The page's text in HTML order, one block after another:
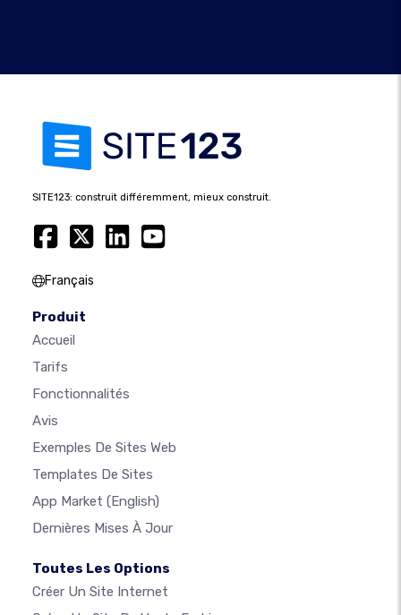
SITE123: construit différemment, mieux construit.
Français
Produit
Accueil
Tarifs
Fonctionnalités
Avis
Exemples De Sites Web
Templates De Sites
App Market (English)
Dernières Mises À Jour
Toutes Les Options
Créer Un Site Internet